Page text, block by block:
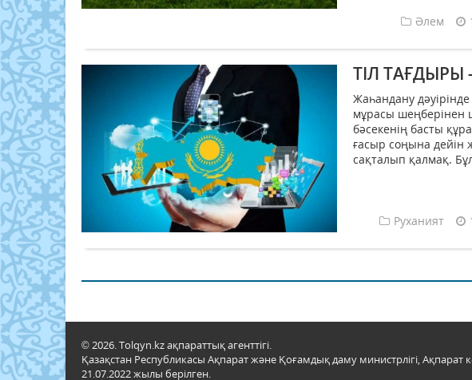
Әлем
ТІЛ
Жаһандану
мұрасы шеңберінен
бәсекенің басты
ғасыр соңына дейін
сақталып қалмақ.
Руханият
© 2026. Tolqyn.kz ақпараттық агенттігі.
Қазақстан Республикасы Ақпарат және Қоғамдық даму министрлігі, Ақпарат
21.07.2022 жылы берілген.